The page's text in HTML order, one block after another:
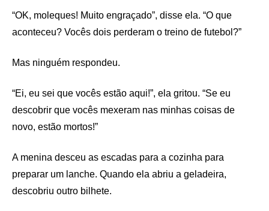
“OK, moleques! Muito engraçado”, disse ela. “O que
aconteceu? Vocês dois perderam o treino de futebol?”
Mas ninguém respondeu.
“Ei, eu sei que vocês estão aqui!”, ela gritou. “Se eu
descobrir que vocês mexeram nas minhas coisas de
novo, estão mortos!”
A menina desceu as escadas para a cozinha para
preparar um lanche. Quando ela abriu a geladeira,
descobriu outro bilhete.